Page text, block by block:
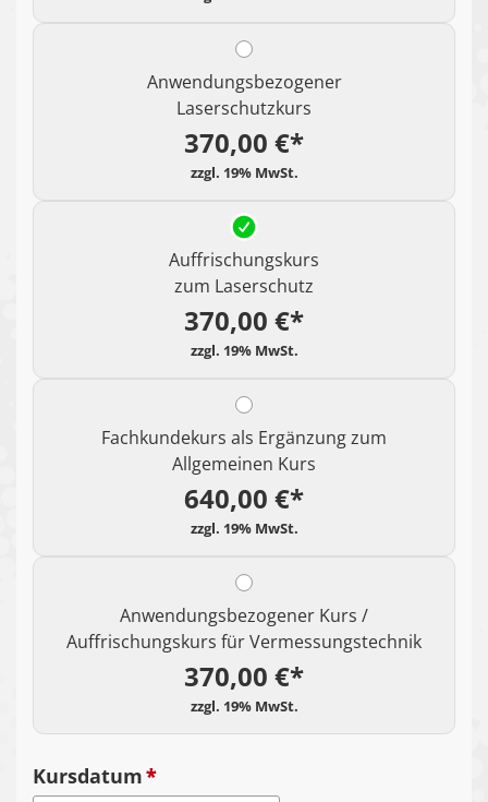
Anwendungsbezogener
Laserschutzkurs
370,00 €*
Auffrischungskurs
zum Laserschutz
370,00 €*
Fachkundekurs als Ergänzung zum
Allgemeinen Kurs
640,00 €*
Anwendungsbezogener Kurs /
Auffrischungskurs für Vermessungstechnik
370,00 €*
Kursdatum*